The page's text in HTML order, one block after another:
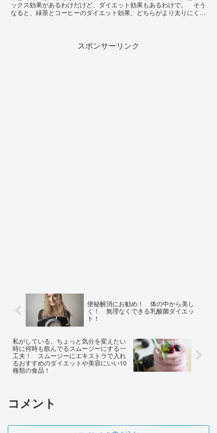
ックス効果があるわけだけど、ダイエット効果もあるわけで。 そう
なると、緑茶とコーヒーのダイエット効果、どちらがより太りにくい
スポンサーリンク
便秘解消にお勧め！ 体の中から美し
く！ 無理なくできる乳酸菌ダイエッ
ト！
私がしている、ちょっと気分を変えたい
時に何時も飲んでるスムージーにする一
工夫！ スムージーにエキストラで入れ
るおすすめのダイエットや美容にいい10
種類の食品！
コメント